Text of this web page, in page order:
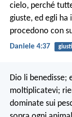
cielo, perché
giuste, ed egli
procedono con
Daniele 4:37
Dio li benedisse;
moltiplicatevi;
dominate sui